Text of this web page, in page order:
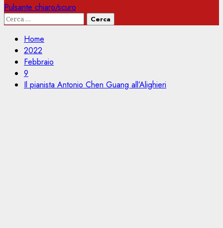
Pulsante chiaro/scuro
Ricerca
Home
2022
Febbraio
9
Il pianista Antonio Chen Guang all’Alighieri